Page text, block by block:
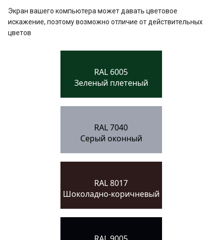
Экран вашего компьютера может давать цветовое
искажение, поэтому возможно отличие от действительных
цветов
RAL 6005
Зеленый плетеный
RAL 7040
Серый оконный
RAL 8017
Шоколадно-коричневый